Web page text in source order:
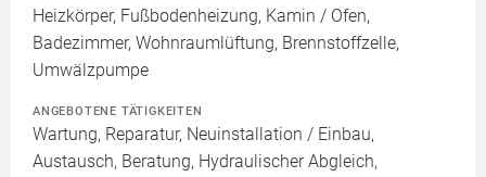
Heizkörper, Fußbodenheizung, Kamin / Ofen,
Badezimmer, Wohnraumlüftung, Brennstoffzelle,
Umwälzpumpe
ANGEBOTENE TÄTIGKEITEN
Wartung, Reparatur, Neuinstallation / Einbau,
Austausch, Beratung, Hydraulischer Abgleich,